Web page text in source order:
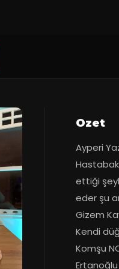
Ozet
Ayperi
ettiği
eder şu
Gizem
Kendi
Komşu